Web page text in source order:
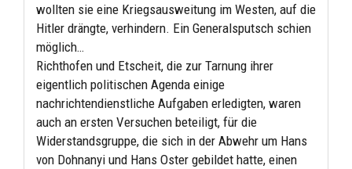
wollten sie eine Kriegsausweitung im Westen, auf die
Hitler drängte, verhindern. Ein Generalsputsch schien
möglich…
Richthofen und Etscheit, die zur Tarnung ihrer
eigentlich politischen Agenda einige
nachrichtendienstliche Aufgaben erledigten, waren
auch an ersten Versuchen beteiligt, für die
Widerstandsgruppe, die sich in der Abwehr um Hans
von Dohnanyi und Hans Oster gebildet hatte, einen